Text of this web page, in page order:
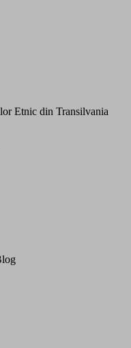
Etnic din Transilvania